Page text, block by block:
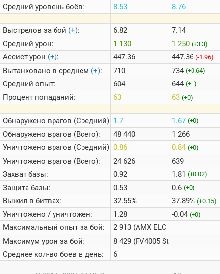
Средний уровень боёв:
Выстрелов за бой (+):
Средний урон:
Ассист урон (+):
Вытанковано в среднем (+):
Средний опыт:
Процент попаданий:
Обнаружено врагов (Средний):
Обнаружено врагов (Всего):
Уничтожено врагов (Средний):
Уничтожено врагов (Всего):
Захват базы:
Защита базы:
Выжил в битвах:
Уничтожено / уничтожен:
Максимальный опыт за бой:
Максимум урон за бой:
Среднее кол-во боев в день:
8.53
6.82
1 130
447.36
710
604
63
1.7
48 440
0.86
24 626
0.92
0.53
32.55%
1.28
2 913 (AMX ELC bis)
8 429 (FV4005 Stage II)
6
8.76
7.14
1 250 (+3.3)
447.36 (-1.96)
734 (+0.64)
644 (+1)
63 (+0)
1.67 (+0)
1 266
0.84 (+0)
639
1.81 (+0.02)
0.6 (+0)
37.89% (+0.15)
-0.04 (+0)